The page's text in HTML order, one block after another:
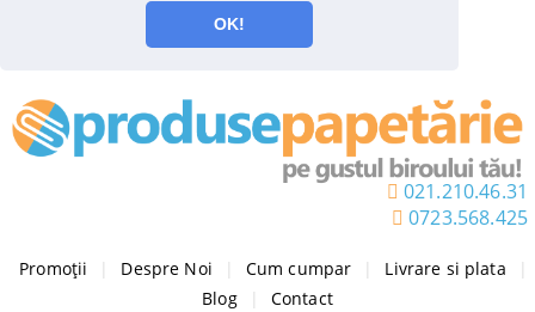
OK!
021.210.46.31
0723.568.425
Promoții Despre Noi Cum cumpar Livrare si plata
Blog
Contact